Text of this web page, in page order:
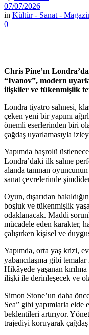
07/07/2026
in Kültür - Sanat -
0
Chris Pine’ın
“Ivanov”, modern
ilişkiler ve tükenmişlik
Londra tiyatro sahnesi,
çeken yeni bir yapımı
önemli eserlerinden biri
çağdaş uyarlamasıyla
Yapımda başrolü
Londra’daki ilk sahne
alanda tanınan
sanat çevrelerinde
Oyun, dışarıdan
boşluk ve tükenmişlik
odaklanacak. Maddi
mücadele eden karakter,
çalışırken kişisel ve
Yapımda, orta yaş krizi,
yabancılaşma gibi temalar
Hikâyede yaşanan
ilişki ile derinleşecek ve
Simon Stone’un daha
Sea” gibi yapımlarla elde
beklentileri artırıyor.
trajediyi koruyarak